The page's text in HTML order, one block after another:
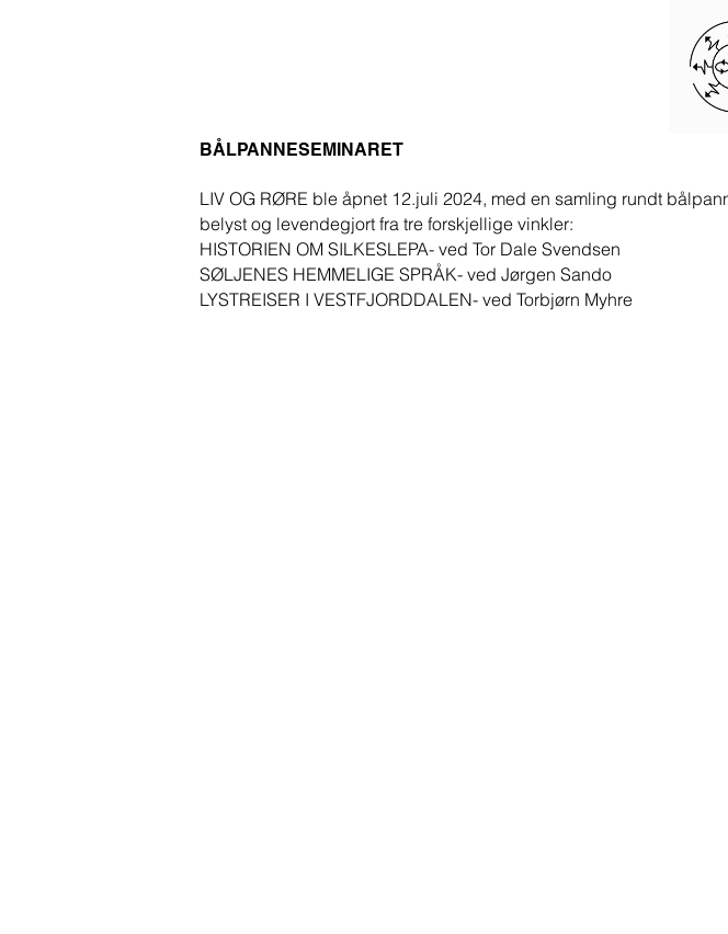
BÅLPANNESEMINARET
LIV OG RØRE ble åpnet 12.juli 2024, med en samling rundt
belyst og levendegjort fra tre forskjellige vinkler:
HISTORIEN OM SILKESLEPA- ved Tor Dale Svendsen
SØLJENES HEMMELIGE SPRÅK- ved Jørgen Sando
LYSTREISER I VESTFJORDDALEN- ved Torbjørn Myhre